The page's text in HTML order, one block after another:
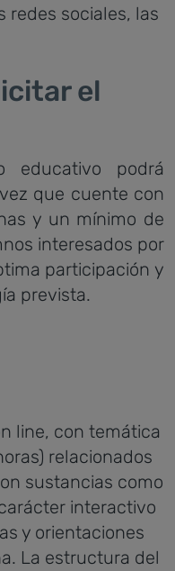
redes sociales, las
el
educativo podrá
que cuente con
y un mínimo de
interesados por
participación y
prevista.
line, con temática
relacionados
sustancias como
interactivo
y orientaciones
La estructura del